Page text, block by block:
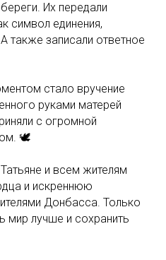
Их передали
символ единения,
также записали ответное
стало вручение
руками матерей
с огромной
🕊
и всем жителям
и искреннюю
Донбасса. Только
лучше и сохранить